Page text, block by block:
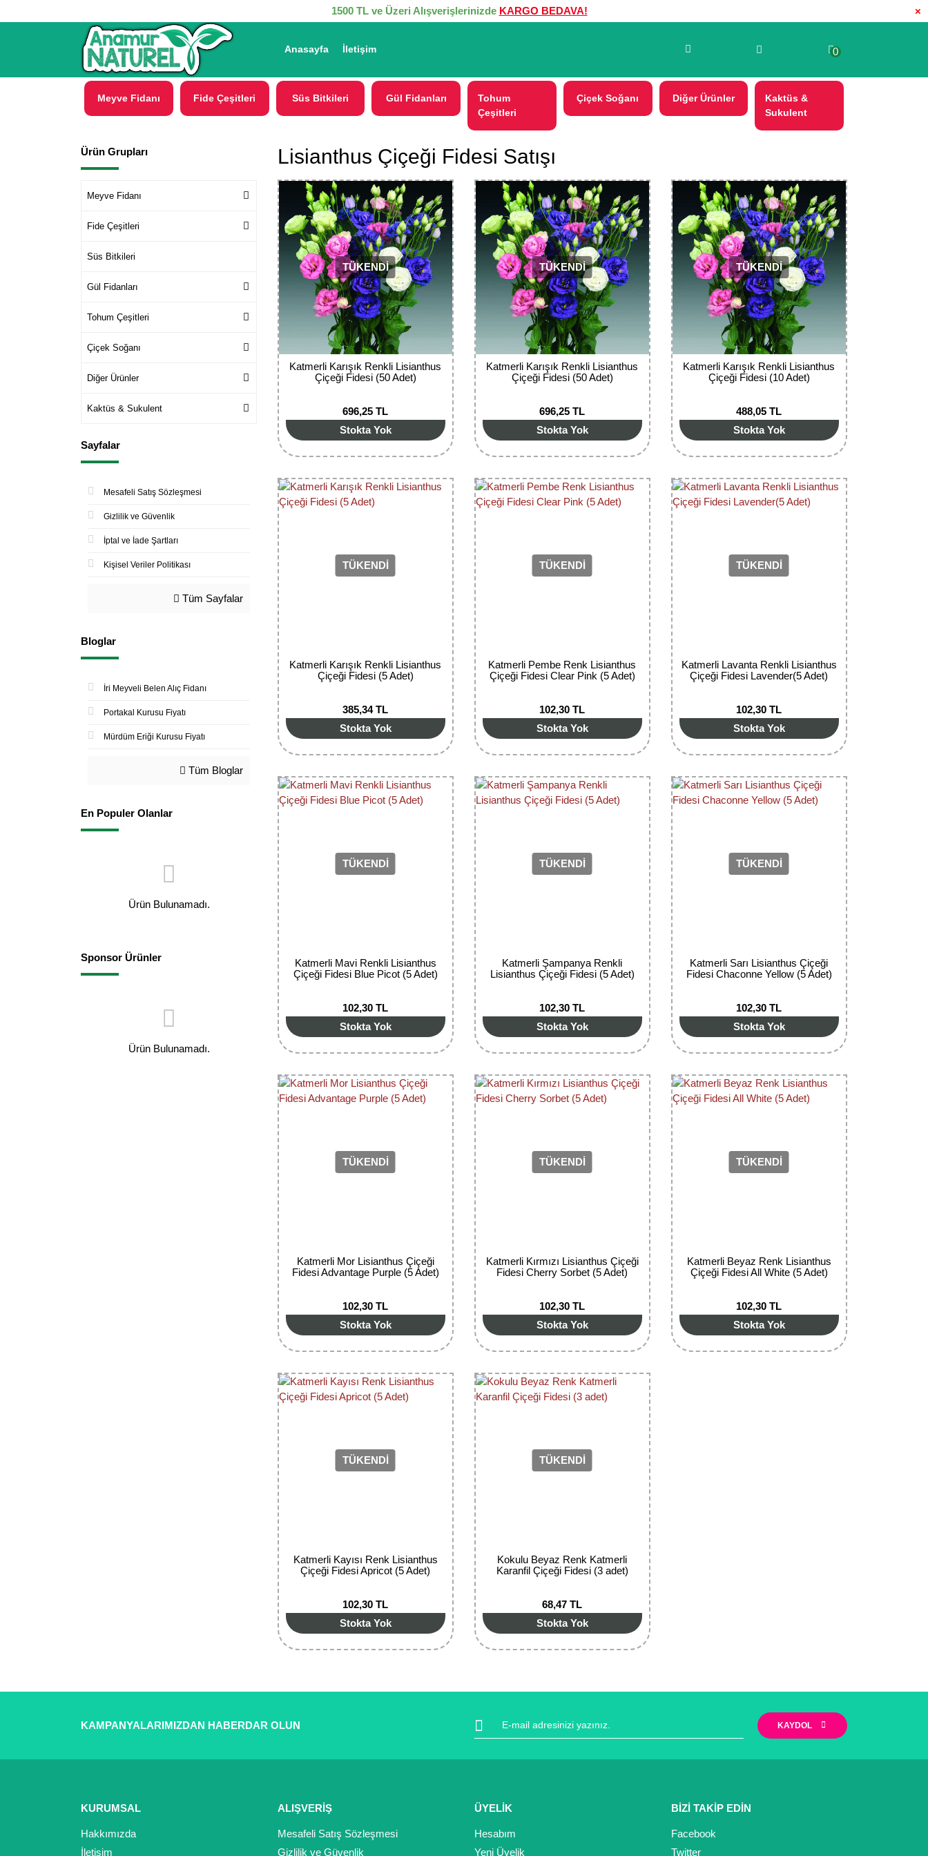
×
1500 TL ve Üzeri Alışverişlerinizde KARGO BEDAVA!
Anasayfa İletişim 0
Meyve Fidanı Fide Çeşitleri Süs Bitkileri Gül Fidanları
Tohum
Çeşitleri
Çiçek Soğanı Diğer Ürünler
Kaktüs &
Sukulent
Ürün Grupları
Meyve Fidanı
Fide Çeşitleri
Süs Bitkileri
Gül Fidanları
Tohum Çeşitleri
Çiçek Soğanı
Diğer Ürünler
Kaktüs & Sukulent
Sayfalar
Mesafeli Satış Sözleşmesi
Gizlilik ve Güvenlik
İptal ve İade Şartları
Kişisel Veriler Politikası
Tüm Sayfalar
Bloglar
İri Meyveli Belen Alıç Fidanı
Portakal Kurusu Fiyatı
Mürdüm Eriği Kurusu Fiyatı
Tüm Bloglar
En Populer Olanlar
Ürün Bulunamadı.
Sponsor Ürünler
Ürün Bulunamadı.
Lisianthus Çiçeği Fidesi Satışı
TÜKENDİ
Katmerli Karışık Renkli Lisianthus
Çiçeği Fidesi (50 Adet)
696,25 TL
Stokta Yok
TÜKENDİ
Katmerli Karışık Renkli Lisianthus
Çiçeği Fidesi (50 Adet)
696,25 TL
Stokta Yok
TÜKENDİ
Katmerli Karışık Renkli Lisianthus
Çiçeği Fidesi (10 Adet)
488,05 TL
Stokta Yok
TÜKENDİ
Katmerli Karışık Renkli Lisianthus
Çiçeği Fidesi (5 Adet)
385,34 TL
Stokta Yok
TÜKENDİ
Katmerli Pembe Renk Lisianthus
Çiçeği Fidesi Clear Pink (5 Adet)
102,30 TL
Stokta Yok
TÜKENDİ
Katmerli Lavanta Renkli Lisianthus
Çiçeği Fidesi Lavender(5 Adet)
102,30 TL
Stokta Yok
TÜKENDİ
Katmerli Mavi Renkli Lisianthus
Çiçeği Fidesi Blue Picot (5 Adet)
102,30 TL
Stokta Yok
TÜKENDİ
Katmerli Şampanya Renkli
Lisianthus Çiçeği Fidesi (5 Adet)
102,30 TL
Stokta Yok
TÜKENDİ
Katmerli Sarı Lisianthus Çiçeği
Fidesi Chaconne Yellow (5 Adet)
102,30 TL
Stokta Yok
TÜKENDİ
Katmerli Mor Lisianthus Çiçeği
Fidesi Advantage Purple (5 Adet)
102,30 TL
Stokta Yok
TÜKENDİ
Katmerli Kırmızı Lisianthus Çiçeği
Fidesi Cherry Sorbet (5 Adet)
102,30 TL
Stokta Yok
TÜKENDİ
Katmerli Beyaz Renk Lisianthus
Çiçeği Fidesi All White (5 Adet)
102,30 TL
Stokta Yok
TÜKENDİ
Katmerli Kayısı Renk Lisianthus
Çiçeği Fidesi Apricot (5 Adet)
102,30 TL
Stokta Yok
TÜKENDİ
Kokulu Beyaz Renk Katmerli
Karanfil Çiçeği Fidesi (3 adet)
68,47 TL
Stokta Yok
KAMPANYALARIMIZDAN HABERDAR OLUN KAYDOL
KURUMSAL
Hakkımızda
İletişim
ALIŞVERİŞ
Mesafeli Satış Sözleşmesi
Gizlilik ve Güvenlik
ÜYELİK
Hesabım
Yeni Üyelik
BİZİ TAKİP EDİN
Facebook
Twitter